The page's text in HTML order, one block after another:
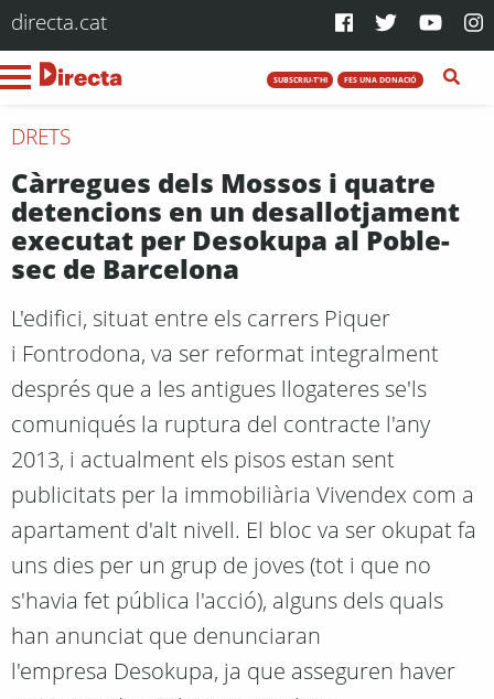
directa.cat
SUBSCRIU-T'HI FES UNA DONACIÓ
DRETS
Càrregues dels Mossos i quatre
detencions en un desallotjament
executat per Desokupa al Poble-
sec de Barcelona
L'edifici, situat entre els carrers Piquer
i Fontrodona, va ser reformat integralment
després que a les antigues llogateres se'ls
comuniqués la ruptura del contracte l'any
2013, i actualment els pisos estan sent
publicitats per la immobiliària Vivendex com a
apartament d'alt nivell. El bloc va ser okupat fa
uns dies per un grup de joves (tot i que no
s'havia fet pública l'acció), alguns dels quals
han anunciat que denunciaran
l'empresa Desokupa, ja que asseguren haver